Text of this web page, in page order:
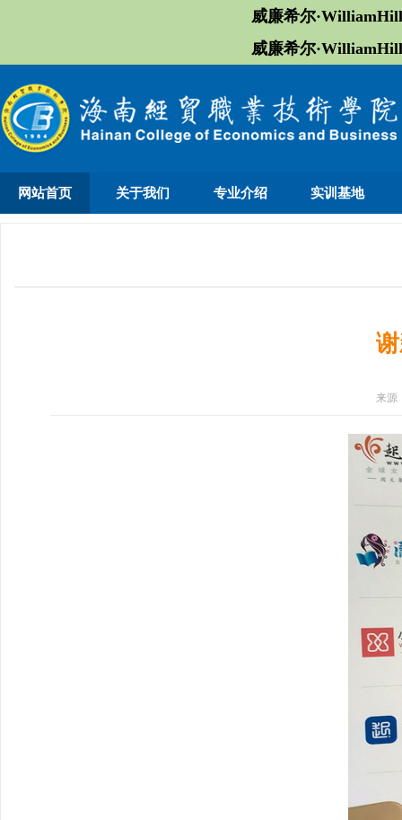
威廉希尔
威廉希尔
网站首页 关于我们 专业介绍 实训基地
来源